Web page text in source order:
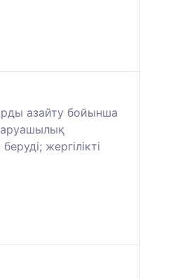
азайту бойынша
жергілікті